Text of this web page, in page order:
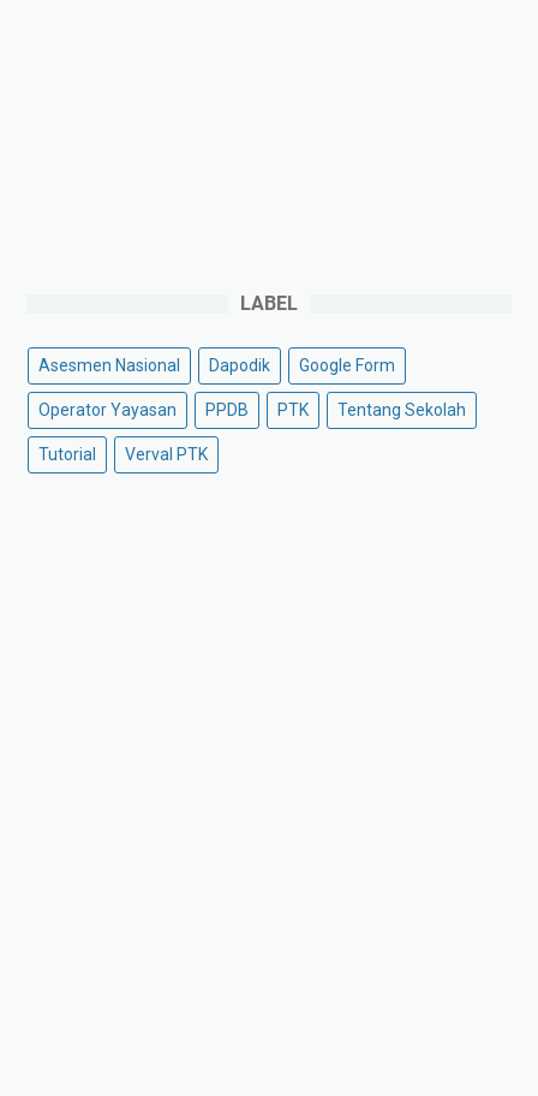
LABEL
Asesmen Nasional Dapodik Google Form
Operator Yayasan PPDB PTK Tentang Sekolah
Tutorial Verval PTK